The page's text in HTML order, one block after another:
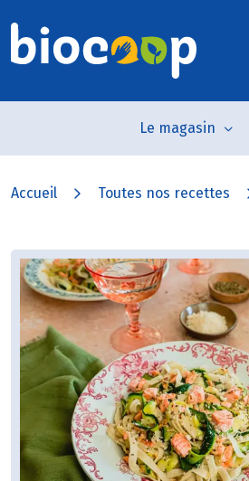
Le magasin
Accueil Toutes nos recettes